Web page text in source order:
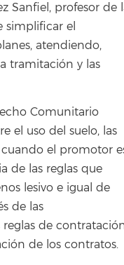
Sanfiel, profesor de
simplificar el
atendiendo,
tramitación y las
Comunitario
el uso del suelo, las
el promotor
de las reglas que
lesivo e igual de
de las
de
de los contratos.